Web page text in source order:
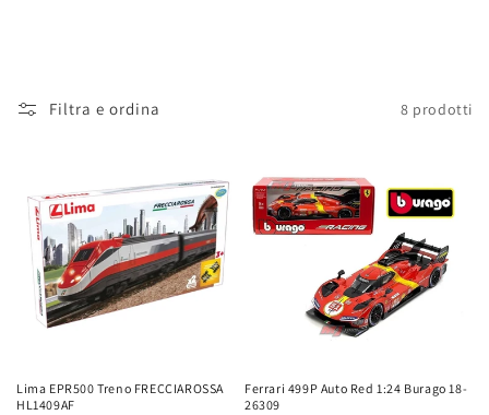
Filtra e ordina 8 prodotti
Lima EPR500 Treno FRECCIAROSSA
HL1409AF
Ferrari 499P Auto Red 1:24 Burago 18-
26309